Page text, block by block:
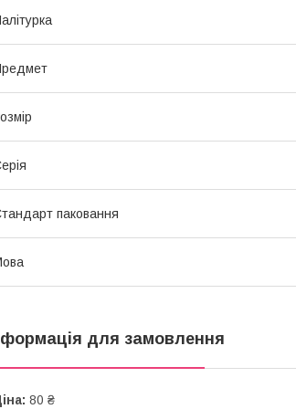
паковання
для замовлення
80 ₴